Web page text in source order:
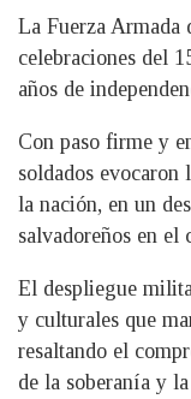
La Fuerza Armada
celebraciones del
años de
Con paso firme y
soldados
la nación, en un
salvadoreños en el
El despliegue
y culturales que
resaltando el
de la soberanía y